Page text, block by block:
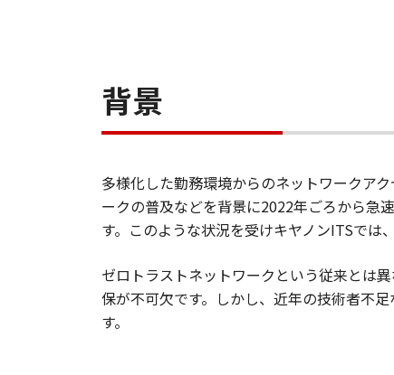
背景
多様化した勤務環境からのネットワークア
ークの普及などを背景に2022年ごろから急
す。このような状況を受けキヤノンITSでは
ゼロトラストネットワークという従来とは
保が不可欠です。しかし、近年の技術者不
す。